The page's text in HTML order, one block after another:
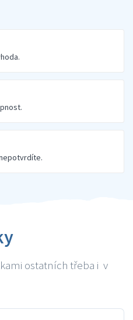
ostatních třeba i v